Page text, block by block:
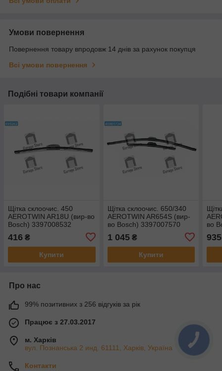
Умови повернення
Повернення товару впродовж 14 днів за рахунок покупця
Всі умови повернення
Подібні товари компанії
Щітка склоочис. 450
AEROTWIN AR18U (вир-во
Bosch) 3397008532
416 ₴
Купити
Щітка склоочис. 650/340
AEROTWIN AR654S (вир-
во Bosch) 3397007570
1 045₴
Купити
во
935
Про нас
99% позитивних з 256 відгуків за рік
Працює з 27.03.2017
м. Харків
вул. Познанська 2 инд. 61111, Харків, Україна
Контакти
КНОПКА
ЗВ'ЯЗКУ